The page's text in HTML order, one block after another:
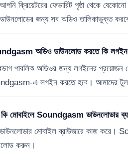
ক্রিয়েটরের ফেভারিট পৃষ্ঠা থেকে
ডাউনলোডের জন্য সব অডিও তালিকাভুক্ত
অডিও ডাউনলোড করতে কি
পাবলিক অডিওর জন্য লগইনের প্রয়োজন
এ লগইন করতে হবে। আমাদের টুল
মোবাইলে Soundgasm ডাউনলোডার
মোবাইল ব্রাউজারে কাজ করে।
করুন।